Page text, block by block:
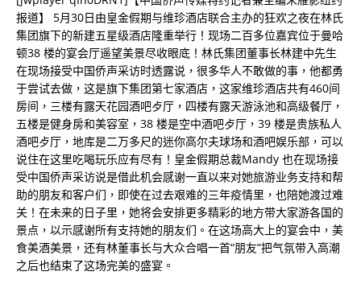
报道】 5月30日由皇金假期与维珍酒店联合主办的狂欢之夜在林氏
集团旗下的新建五星级酒店隆重举行！现场二百多位嘉宾位于曼哈
顿38 楼的宴会厅遥望美景尽收眼底！林氏集团董事长林建中先生
在现场接受中国侨声采访时透露说，很多华人不敢做的事，他都勇
于尝试去做，这是旗下集团第七家酒店，这家维珍酒店共有460间
房间，三楼有露天花园酒吧歺厅，四楼有露天游泳池和高级餐厅，
五楼是健身房和美容室，38 楼是空中酒吧歺厅，39 楼是贵族私人
酒吧歺厅，地库是二万多尺的迷你高尔夫球场和酒吧娱乐部，可以
说住在这里吃喝玩乐应有尽有！皇金假期总裁Mandy 也在现场接
受中国侨声采访说是借此机会感谢一直以来对她旅游业务支持和帮
助的朋友和客户们，即使在过去艰难的三年疫情里，也陪她渡过难
关！在未来的日子里，她将会安排更多精彩的地方带大家游各国的
景点，以示感谢所有支持她的朋友们。在这场高大上的宴会中，美
食美酒美景，还有林董事长与大众合唱一首“朋友”把气氛带入高潮
之后也结束了这场完美的盛宴。